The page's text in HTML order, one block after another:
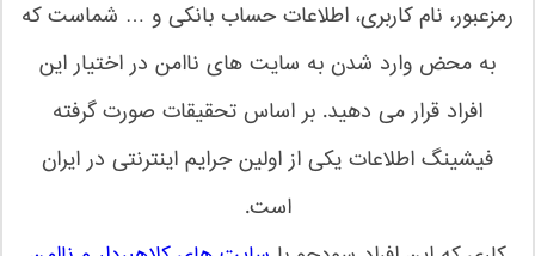
رمزعبور، نام کاربری، اطلاعات حساب بانکی و … شماست که
به محض وارد شدن به سایت های ناامن در اختیار این
افراد قرار می دهید. بر اساس تحقیقات صورت گرفته
فیشینگ اطلاعات یکی از اولین جرایم اینترنتی در ایران
است.